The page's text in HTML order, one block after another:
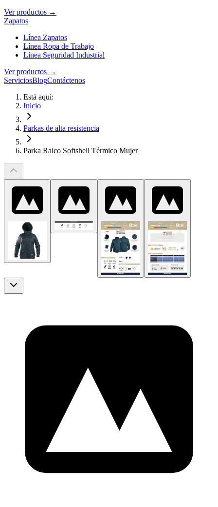
Ver productos →
Zapatos
Línea Zapatos
Línea Ropa de Trabajo
Línea Seguridad Industrial
Ver productos →
ServiciosBlogContáctenos
Está aquí:
Inicio
Parkas de alta resistencia
Parka Ralco Softshell Térmico Mujer